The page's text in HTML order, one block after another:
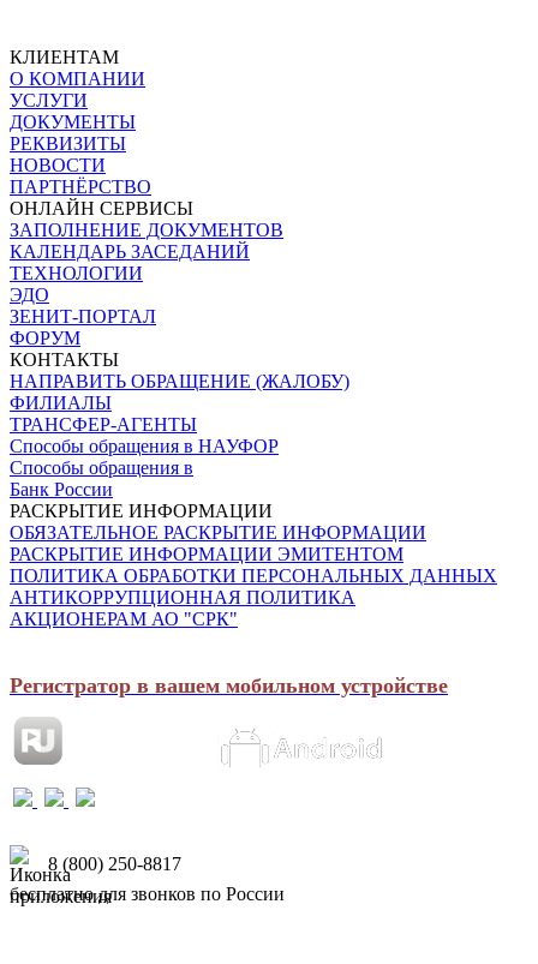
КЛИЕНТАМ
О КОМПАНИИ
УСЛУГИ
ДОКУМЕНТЫ
РЕКВИЗИТЫ
НОВОСТИ
ПАРТНЁРСТВО
ОНЛАЙН СЕРВИСЫ
ЗАПОЛНЕНИЕ ДОКУМЕНТОВ
КАЛЕНДАРЬ ЗАСЕДАНИЙ
ТЕХНОЛОГИИ
ЭДО
ЗЕНИТ-ПОРТАЛ
ФОРУМ
КОНТАКТЫ
НАПРАВИТЬ ОБРАЩЕНИЕ (ЖАЛОБУ)
ФИЛИАЛЫ
ТРАНСФЕР-АГЕНТЫ
Способы обращения в НАУФОР
Способы обращения в
Банк России
РАСКРЫТИЕ ИНФОРМАЦИИ
ОБЯЗАТЕЛЬНОЕ РАСКРЫТИЕ ИНФОРМАЦИИ
РАСКРЫТИЕ ИНФОРМАЦИИ ЭМИТЕНТОМ
ПОЛИТИКА ОБРАБОТКИ ПЕРСОНАЛЬНЫХ ДАННЫХ
АНТИКОРРУПЦИОННАЯ ПОЛИТИКА
АКЦИОНЕРАМ АО "СРК"
Регистратор в вашем мобильном устройстве
8 (800) 250-8817
бесплатно для звонков по России